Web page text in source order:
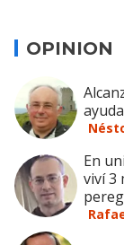
OPINION
En
viví 3